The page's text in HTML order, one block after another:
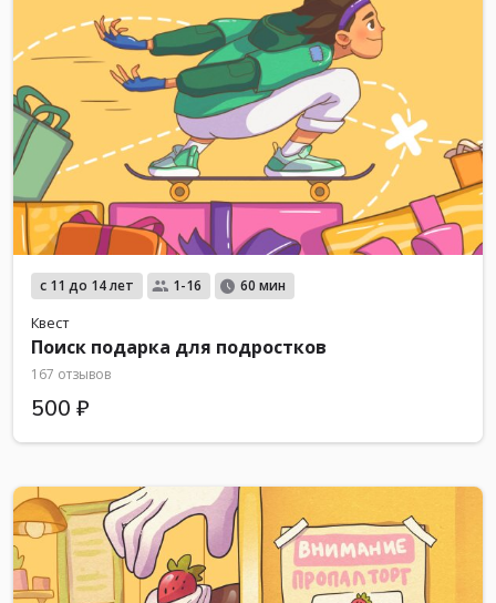
с 11 до 14 лет 1-16 60 мин
Квест
Поиск подарка для подростков
167 отзывов
500 ₽